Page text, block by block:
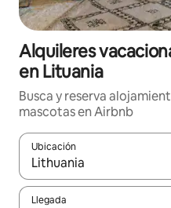
Alquileres
en Lituania
Busca y reserva
mascotas en Airbnb
Ubicación
Cuando los resultados
Llegada